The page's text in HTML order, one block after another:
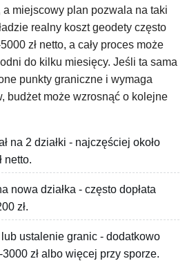
miejscowy plan pozwala na taki
realny koszt geodety często
zł netto, a cały proces może
do kilku miesięcy. Jeśli ta sama
punkty graniczne i wymaga
budżet może wzrosnąć o kolejne
na 2 działki - najczęściej około
netto.
nowa działka - często dopłata
zł.
ustalenie granic - dodatkowo
zł albo więcej przy sporze.